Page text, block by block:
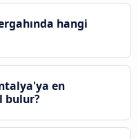
hangi
en
bulur?